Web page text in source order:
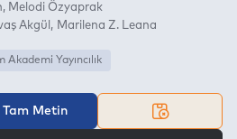
Melodi Özyaprak
Akgül Marilena Z. Leana
Akademi Yayıncılık
Tam Metin